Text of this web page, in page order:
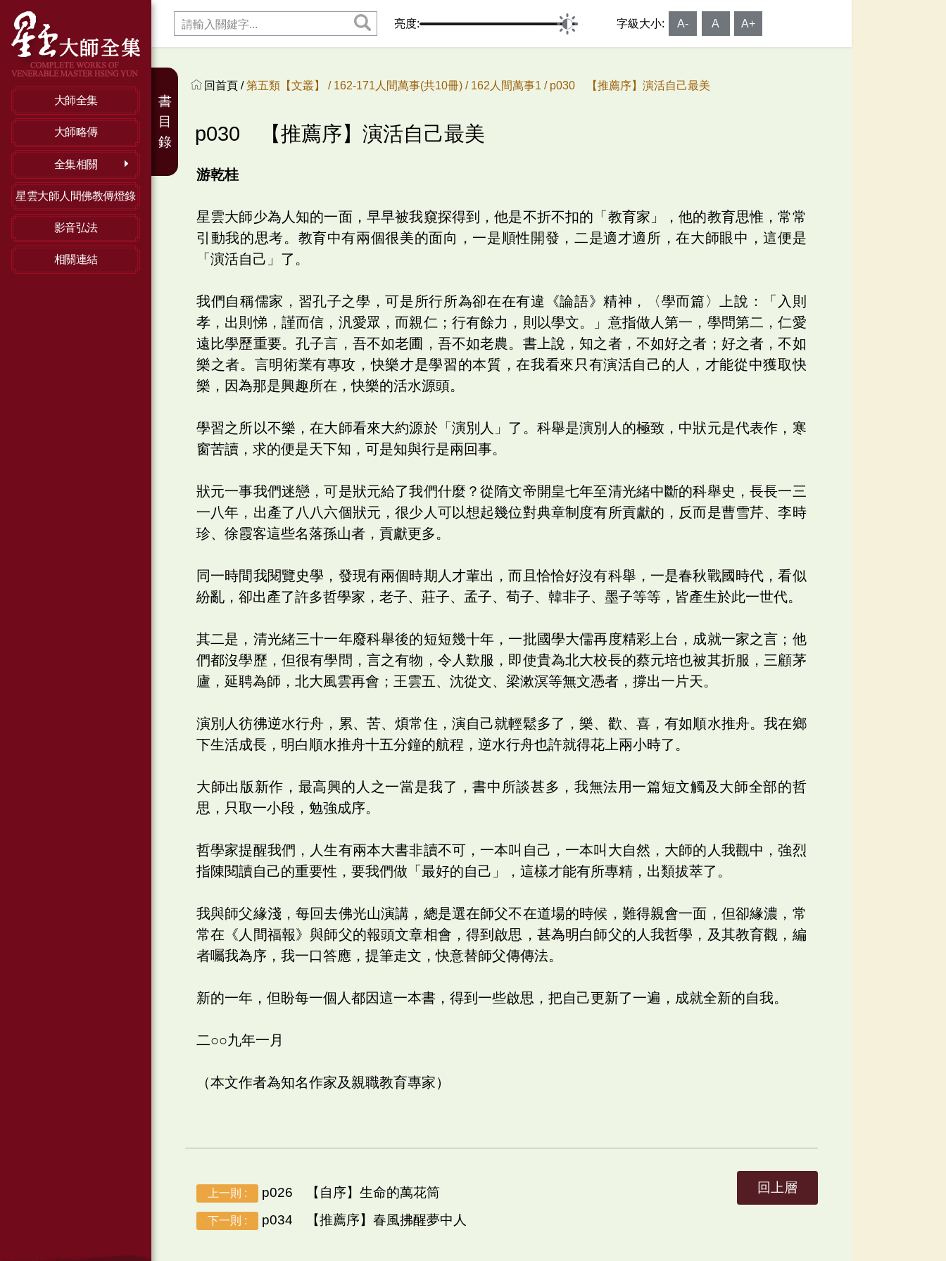
大師全集
大師略傳
全集相關
星雲大師人間佛教傳燈錄
影音弘法
相關連結
亮度: 字級大小: A- A A+
回首頁 /第五類【文叢】 / 162-171人間萬事(共10冊) / 162人間萬事1 / p030 【推薦序】演活自己最美
p030 【推薦序】演活自己最美
游乾桂
星雲大師少為人知的一面，早早被我窺探得到，他是不折不扣的「教育家」，他的教育思惟，常常
引動我的思考。教育中有兩個很美的面向，一是順性開發，二是適才適所，在大師眼中，這便是
「演活自己」了。
我們自稱儒家，習孔子之學，可是所行所為卻在在有違《論語》精神，〈學而篇〉上說：「入則
孝，出則悌，謹而信，汎愛眾，而親仁；行有餘力，則以學文。」意指做人第一，學問第二，仁愛
遠比學歷重要。孔子言，吾不如老圃，吾不如老農。書上說，知之者，不如好之者；好之者，不如
樂之者。言明術業有專攻，快樂才是學習的本質，在我看來只有演活自己的人，才能從中獲取快
樂，因為那是興趣所在，快樂的活水源頭。
學習之所以不樂，在大師看來大約源於「演別人」了。科舉是演別人的極致，中狀元是代表作，寒
窗苦讀，求的便是天下知，可是知與行是兩回事。
狀元一事我們迷戀，可是狀元給了我們什麼？從隋文帝開皇七年至清光緒中斷的科舉史，長長一三
一八年，出產了八八六個狀元，很少人可以想起幾位對典章制度有所貢獻的，反而是曹雪芹、李時
珍、徐霞客這些名落孫山者，貢獻更多。
同一時間我閱覽史學，發現有兩個時期人才輩出，而且恰恰好沒有科舉，一是春秋戰國時代，看似
紛亂，卻出產了許多哲學家，老子、莊子、孟子、荀子、韓非子、墨子等等，皆產生於此一世代。
其二是，清光緒三十一年廢科舉後的短短幾十年，一批國學大儒再度精彩上台，成就一家之言；他
們都沒學歷，但很有學問，言之有物，令人歎服，即使貴為北大校長的蔡元培也被其折服，三顧茅
廬，延聘為師，北大風雲再會；王雲五、沈從文、梁漱溟等無文憑者，撐出一片天。
演別人彷彿逆水行舟，累、苦、煩常住，演自己就輕鬆多了，樂、歡、喜，有如順水推舟。我在鄉
下生活成長，明白順水推舟十五分鐘的航程，逆水行舟也許就得花上兩小時了。
大師出版新作，最高興的人之一當是我了，書中所談甚多，我無法用一篇短文觸及大師全部的哲
思，只取一小段，勉強成序。
哲學家提醒我們，人生有兩本大書非讀不可，一本叫自己，一本叫大自然，大師的人我觀中，強烈
指陳閱讀自己的重要性，要我們做「最好的自己」，這樣才能有所專精，出類拔萃了。
我與師父緣淺，每回去佛光山演講，總是選在師父不在道場的時候，難得親會一面，但卻緣濃，常
常在《人間福報》與師父的報頭文章相會，得到啟思，甚為明白師父的人我哲學，及其教育觀，編
者囑我為序，我一口答應，提筆走文，快意替師父傳傳法。
新的一年，但盼每一個人都因這一本書，得到一些啟思，把自己更新了一遍，成就全新的自我。
二○○九年一月
（本文作者為知名作家及親職教育專家）
上一則 : p026 【自序】生命的萬花筒
下一則 : p034 【推薦序】春風拂醒夢中人
回上層
書
目
錄